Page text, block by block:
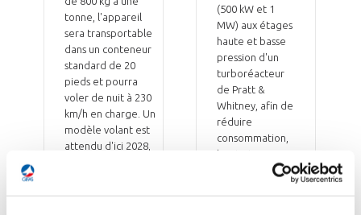
tonne, l'appareil
sera transportable
dans un conteneur
standard de 20
pieds et pourra
voler de nuit à 230
km/h en charge. Un
modèle volant est
attendu d'ici 2028,
2029, à un prix
(500 kW et 1
MW) aux étages
haute et basse
pression d'un
turboréacteur
de Pratt &
Whitney, afin de
réduire
consommation,
bruit et
émissions. Les